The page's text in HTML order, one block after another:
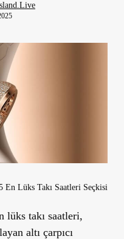
En Lüks Takı Saatleri Seçkisi
lüks takı saatleri,
altı çarpıcı